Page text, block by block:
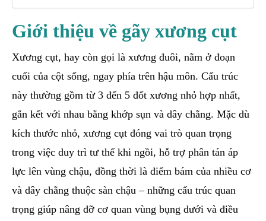
Giới thiệu về gãy xương cụt
Xương cụt, hay còn gọi là xương đuôi, nằm ở đoạn
cuối của cột sống, ngay phía trên hậu môn. Cấu trúc
này thường gồm từ 3 đến 5 đốt xương nhỏ hợp nhất,
gắn kết với nhau bằng khớp sụn và dây chằng. Mặc dù
kích thước nhỏ, xương cụt đóng vai trò quan trọng
trong việc duy trì tư thế khi ngồi, hỗ trợ phân tán áp
lực lên vùng chậu, đồng thời là điểm bám của nhiều cơ
và dây chằng thuộc sàn chậu – những cấu trúc quan
trọng giúp nâng đỡ cơ quan vùng bụng dưới và điều